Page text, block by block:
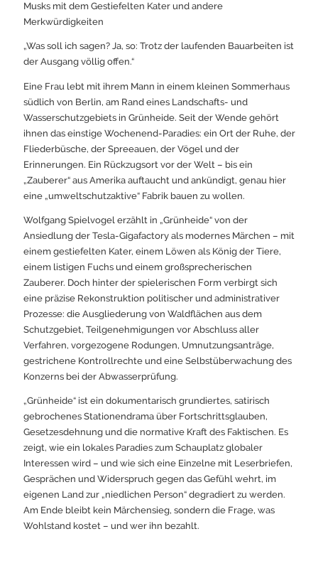
Musks mit dem Gestiefelten Kater und andere
Merkwürdigkeiten
„Was soll ich sagen? Ja, so: Trotz der laufenden Bauarbeiten ist
der Ausgang völlig offen.“
Eine Frau lebt mit ihrem Mann in einem kleinen Sommerhaus
südlich von Berlin, am Rand eines Landschafts- und
Wasserschutzgebiets in Grünheide. Seit der Wende gehört
ihnen das einstige Wochenend-Paradies: ein Ort der Ruhe, der
Fliederbüsche, der Spreeauen, der Vögel und der
Erinnerungen. Ein Rückzugsort vor der Welt – bis ein
„Zauberer“ aus Amerika auftaucht und ankündigt, genau hier
eine „umweltschutzaktive“ Fabrik bauen zu wollen.
Wolfgang Spielvogel erzählt in „Grünheide“ von der
Ansiedlung der Tesla-Gigafactory als modernes Märchen – mit
einem gestiefelten Kater, einem Löwen als König der Tiere,
einem listigen Fuchs und einem großsprecherischen
Zauberer. Doch hinter der spielerischen Form verbirgt sich
eine präzise Rekonstruktion politischer und administrativer
Prozesse: die Ausgliederung von Waldflächen aus dem
Schutzgebiet, Teilgenehmigungen vor Abschluss aller
Verfahren, vorgezogene Rodungen, Umnutzungsanträge,
gestrichene Kontrollrechte und eine Selbstüberwachung des
Konzerns bei der Abwasserprüfung.
„Grünheide“ ist ein dokumentarisch grundiertes, satirisch
gebrochenes Stationendrama über Fortschrittsglauben,
Gesetzesdehnung und die normative Kraft des Faktischen. Es
zeigt, wie ein lokales Paradies zum Schauplatz globaler
Interessen wird – und wie sich eine Einzelne mit Leserbriefen,
Gesprächen und Widerspruch gegen das Gefühl wehrt, im
eigenen Land zur „niedlichen Person“ degradiert zu werden.
Am Ende bleibt kein Märchensieg, sondern die Frage, was
Wohlstand kostet – und wer ihn bezahlt.